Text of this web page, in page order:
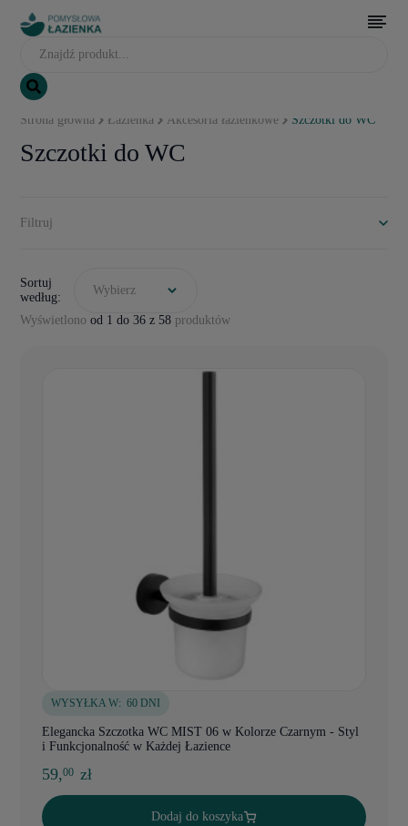
Strona główna Łazienka Akcesoria łazienkowe Szczotki do WC
Szczotki do WC
Filtruj
Wyświetlono od 1 do 36 z 58 produktów
Sortuj
według:
Wybierz
WYSYŁKA W: 60 DNI
Elegancka Szczotka WC MIST 06 w Kolorze Czarnym - Styl
i Funkcjonalność w Każdej Łazience
59,00 zł
Dodaj do koszyka